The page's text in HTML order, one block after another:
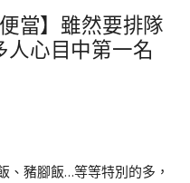
當】雖然要排隊
心目中第一名
、豬腳飯…等等特別的多，